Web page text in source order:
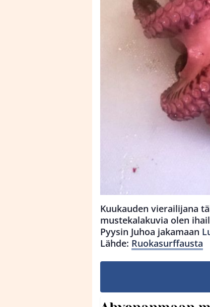
Kuukauden vierailijana
mustekalakuvia olen
Pyysin Juhoa jakamaan
Lähde: Ruokasurffausta